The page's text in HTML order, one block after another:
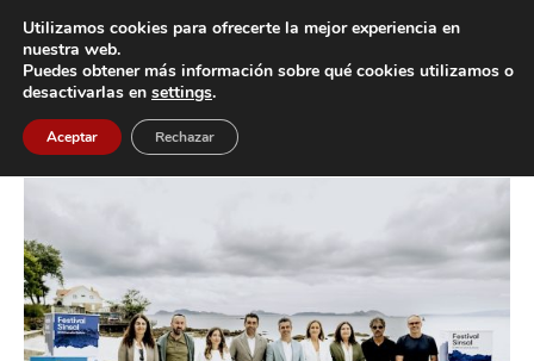
Inicio Etiquetas Illa de San Simón
Etiqueta: Illa de San Simón
Utilizamos cookies para ofrecerte la mejor experiencia en
nuestra web.
Puedes obtener más información sobre qué cookies utilizamos o
desactivarlas en settings.
Aceptar Rechazar